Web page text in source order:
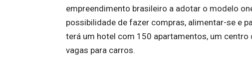
empreendimento brasileiro a adotar o modelo
possibilidade de fazer compras, alimentar-se e
terá um hotel com 150 apartamentos, um
vagas para carros.